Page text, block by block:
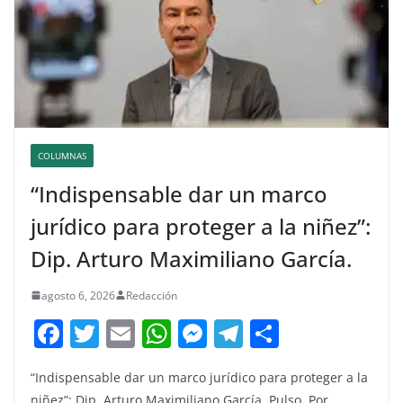
COLUMNAS
“Indispensable dar un marco
jurídico para proteger a la niñez”:
Dip. Arturo Maximiliano García.
agosto 6, 2026 Redacción
F
c
T
itt
E
ai
W
at
M
ss
T
e m
“Indispensable dar un marco jurídico para proteger a la
niñez”: Dip. Arturo Maximiliano García. Pulso, Por